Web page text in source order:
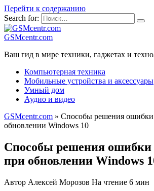
Перейти к содержанию
Search for:
GSMcentr.com
Ваш гид в мире техники, гаджетах и
Компьютерная техника
Мобильные устройства и аксессуары
Умный дом
Аудио и видео
GSMcentr.com » Способы решения ошибки
обновлении Windows 10
Способы решения ошибки
при обновлении Windows
Автор Алексей Морозов На чтение 6 мин